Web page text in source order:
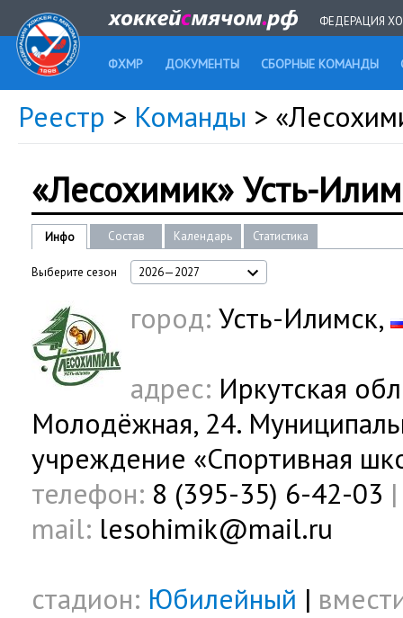
ФЕДЕРАЦИЯ
ФХМР ДОКУМЕНТЫ СБОРНЫЕ КОМАНДЫ
Реестр > Команды >
«Лесохимик» Усть-
Инфо Состав Календарь Статистика
Выберите сезон 2026—2027
город: Усть-Илимск,
адрес: Иркутская
Молодёжная, 24.
учреждение «Спортивная
телефон: 8 (395-35) 6-42-03 |
mail: lesohimik@mail.ru
стадион: Юбилейный |